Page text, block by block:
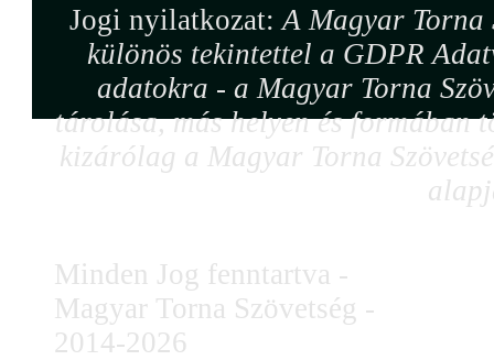
Jogi nyilatkozat:A Magyar Torna
különös tekintettel a GDPR
adatokra - a Magyar Torna
tárolása, más helyen és formában
kizárólag a Magyar Torna
Minden Jog fenntartva -
Magyar Torna Szövetség -
2014-2026